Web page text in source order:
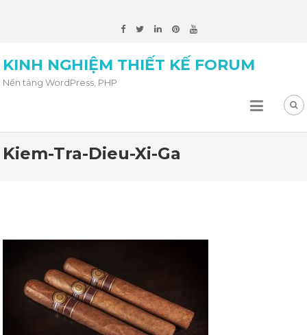
KINH NGHIỆM THIẾT KẾ FORUM
Nền tảng WordPress, PHP
Kiem-Tra-Dieu-Xi-Ga